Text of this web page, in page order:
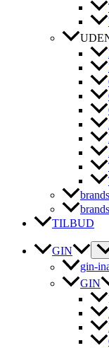
TILBUD
GIN
gin-
GIN